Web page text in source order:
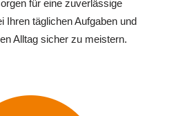
für eine zuverlässige
Ihren täglichen Aufgaben und
Alltag sicher zu meistern.